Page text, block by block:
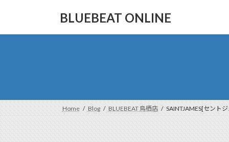
ッ
プ
移
動
BLUEBEAT ONLINE
Home Blog BLUEBEAT 鳥栖店 SAINTJAMES[セント